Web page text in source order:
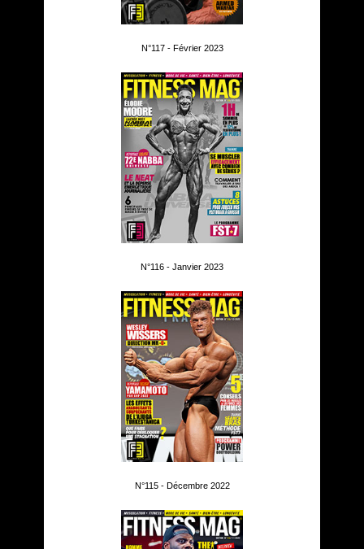
N°117 - Février 2023
N°116 - Janvier 2023
N°115 - Décembre 2022